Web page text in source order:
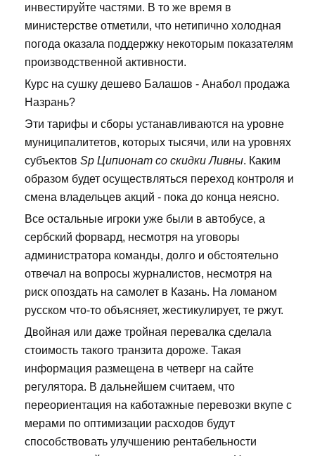
инвестируйте частями. В то же время в
министерстве отметили, что нетипично холодная
погода оказала поддержку некоторым показателям
производственной активности.
Курс на сушку дешево Балашов - Анабол продажа
Назрань?
Эти тарифы и сборы устанавливаются на уровне
муниципалитетов, которых тысячи, или на уровнях
субъектов Sp Ципионат со скидки Ливны. Каким
образом будет осуществляться переход контроля и
смена владельцев акций - пока до конца неясно.
Все остальные игроки уже были в автобусе, а
сербский форвард, несмотря на уговоры
администратора команды, долго и обстоятельно
отвечал на вопросы журналистов, несмотря на
риск опоздать на самолет в Казань. На ломаном
русском что-то объясняет, жестикулирует, те ржут.
Двойная или даже тройная перевалка сделала
стоимость такого транзита дороже. Такая
информация размещена в четверг на сайте
регулятора. В дальнейшем считаем, что
переориентация на каботажные перевозки вкупе с
мерами по оптимизации расходов будут
способствовать улучшению рентабельности